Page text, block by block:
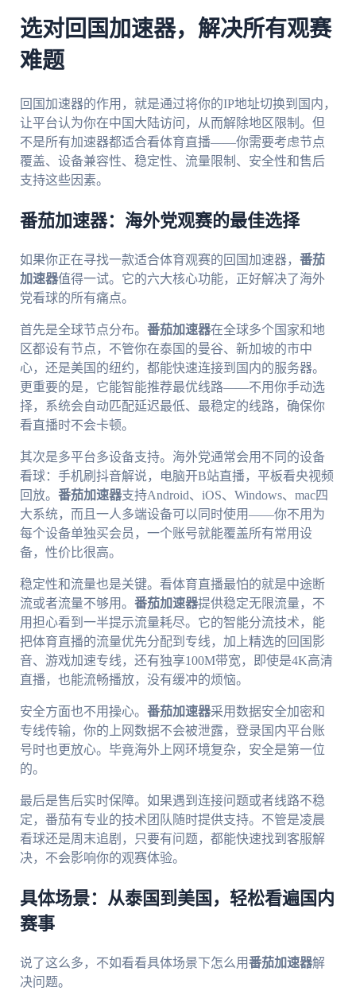
选对回国加速器，解决所有观赛
难题
回国加速器的作用，就是通过将你的IP地址切换到国内，
让平台认为你在中国大陆访问，从而解除地区限制。但
不是所有加速器都适合看体育直播——你需要考虑节点
覆盖、设备兼容性、稳定性、流量限制、安全性和售后
支持这些因素。
番茄加速器：海外党观赛的最佳选择
如果你正在寻找一款适合体育观赛的回国加速器， 番茄
加速器值得一试。它的六大核心功能，正好解决了海外
党看球的所有痛点。
首先是全球节点分布。 番茄加速器在全球多个国家和地
区都设有节点，不管你在泰国的曼谷、新加坡的市中
心，还是美国的纽约，都能快速连接到国内的服务器。
更重要的是，它能智能推荐最优线路——不用你手动选
择，系统会自动匹配延迟最低、最稳定的线路，确保你
看直播时不会卡顿。
其次是多平台多设备支持。海外党通常会用不同的设备
看球：手机刷抖音解说，电脑开B站直播，平板看央视频
回放。 番茄加速器支持Android、iOS、Windows、mac四
大系统，而且一人多端设备可以同时使用——你不用为
每个设备单独买会员，一个账号就能覆盖所有常用设
备，性价比很高。
稳定性和流量也是关键。看体育直播最怕的就是中途断
流或者流量不够用。 番茄加速器提供稳定无限流量，不
用担心看到一半提示流量耗尽。它的智能分流技术，能
把体育直播的流量优先分配到专线，加上精选的回国影
音、游戏加速专线，还有独享100M带宽，即使是4K高清
直播，也能流畅播放，没有缓冲的烦恼。
安全方面也不用操心。 番茄加速器采用数据安全加密和
专线传输，你的上网数据不会被泄露，登录国内平台账
号时也更放心。毕竟海外上网环境复杂，安全是第一位
的。
最后是售后实时保障。如果遇到连接问题或者线路不稳
定，番茄有专业的技术团队随时提供支持。不管是凌晨
看球还是周末追剧，只要有问题，都能快速找到客服解
决，不会影响你的观赛体验。
具体场景：从泰国到美国，轻松看遍国内
赛事
说了这么多，不如看看具体场景下怎么用番茄加速器解
决问题。